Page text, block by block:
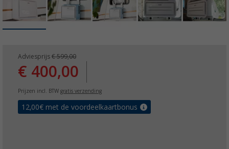
Adviesprijs € 599,00
€ 400,00
Prijzen incl. BTW gratis verzending
12,00€ met de voordeelkaartbonus